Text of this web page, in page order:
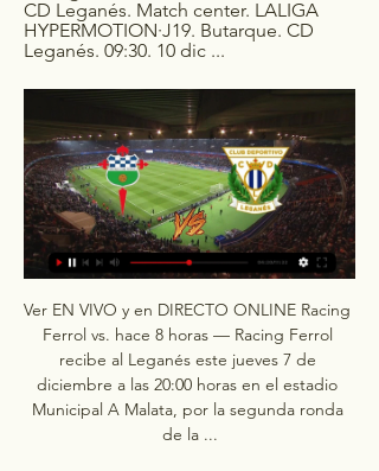
CD Leganés. Match center. LALIGA
HYPERMOTION·J19. Butarque. CD
Leganés. 09:30. 10 dic ...
Ver EN VIVO y en DIRECTO ONLINE Racing
Ferrol vs. hace 8 horas — Racing Ferrol
recibe al Leganés este jueves 7 de
diciembre a las 20:00 horas en el estadio
Municipal A Malata, por la segunda ronda
de la ...